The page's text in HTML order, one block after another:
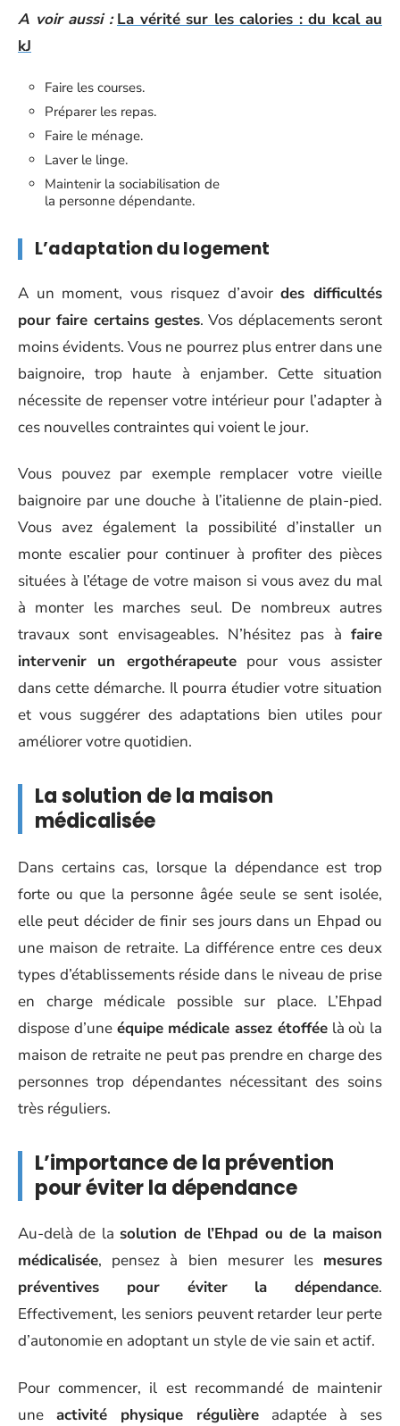
A voir aussi : La vérité sur les calories : du kcal au
kJ
Faire les courses.
Préparer les repas.
Faire le ménage.
Laver le linge.
Maintenir la sociabilisation de
la personne dépendante.
L’adaptation du logement
A un moment, vous risquez d’avoirdes difficultés
pour faire certains gestes. Vos déplacements seront
moins évidents. Vous ne pourrez plus entrer dans une
baignoire, trop haute à enjamber. Cette situation
nécessite de repenser votre intérieur pour l’adapter à
ces nouvelles contraintes qui voient le jour.
Vous pouvez par exemple remplacer votre vieille
baignoire par une douche à l’italienne de plain-pied.
Vous avez également la possibilité d’installer un
monte escalier pour continuer à profiter des pièces
situées à l’étage de votre maison si vous avez du mal
à monter les marches seul. De nombreux autres
travaux sont envisageables. N’hésitez pas à faire
intervenir un ergothérapeutepour vous assister
dans cette démarche. Il pourra étudier votre situation
et vous suggérer des adaptations bien utiles pour
améliorer votre quotidien.
La solution de la maison
médicalisée
Dans certains cas, lorsque la dépendance est trop
forte ou que la personne âgée seule se sent isolée,
elle peut décider de finir ses jours dans un Ehpad ou
une maison de retraite. La différence entre ces deux
types d’établissements réside dans le niveau de prise
en charge médicale possible sur place. L’Ehpad
dispose d’une équipe médicale assez étofféelà où la
maison de retraite ne peut pas prendre en charge des
personnes trop dépendantes nécessitant des soins
très réguliers.
L’importance de la prévention
pour éviter la dépendance
Au-delà de la solution de l’Ehpad ou de la maison
médicalisée, pensez à bien mesurer les mesures
préventives pour éviter la dépendance.
Effectivement, les seniors peuvent retarder leur perte
d’autonomie en adoptant un style de vie sain et actif.
Pour commencer, il est recommandé de maintenir
une activité physique régulière adaptée à ses